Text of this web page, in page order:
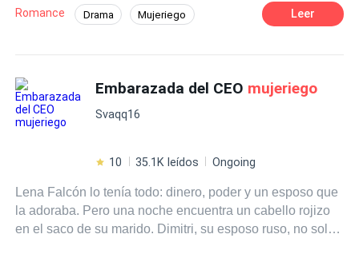
pequeñas cosas que está segura que cumplirá con
facilidad, al cerrarse a la posibilidad de siquiera, levantar
compañeros. Gael Green es el amo y señor de los
pasillos de Jonhson High; solo basta con una sonrisa y
un simple guiño, para tener a cualquier chica comiendo
en una simple regla: "Pertenezco a todas, pero a la vez a
evitar. Fanny es lo que Gael siempre ha deseado tener.
Juntos han comenzado una guerra de sentimientos, para
así poder tener lo que realmente necesitan. Gael,
Romance Drama Mujeriego Leer
Embarazada del CEO mujeriego
Svaqq16
10 35.1K leídos Ongoing
Lena Falcón lo tenía todo: dinero, poder y un esposo que
la adoraba. Pero una noche encuentra un cabello rojizo
en el saco de su marido. Dimitri, su esposo ruso, no solo